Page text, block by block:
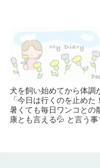
犬を飼い始めてから体調
「今日は行くのを止め
暑くても毎日ワンコとの
康とも言える💦 と言う事